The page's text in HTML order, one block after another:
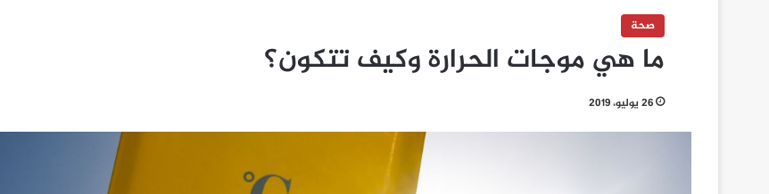
صحة
ما هي موجات الحرارة وكيف تتكون؟
26 يوليو، 2019